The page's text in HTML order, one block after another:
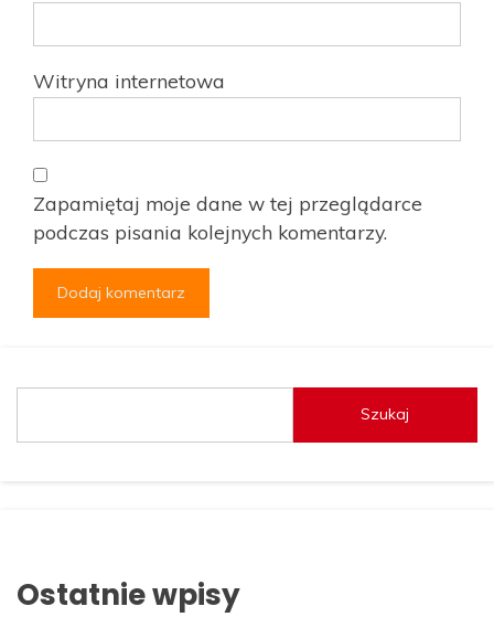
Witryna internetowa
Zapamiętaj moje dane w tej przeglądarce
podczas pisania kolejnych komentarzy.
Szukaj
Ostatnie wpisy